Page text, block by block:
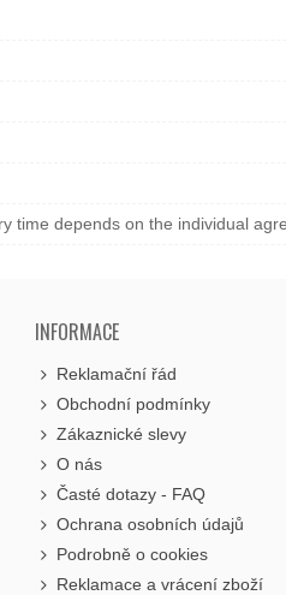
time depends on the individual
INFORMACE
Reklamační řád
Obchodní podmínky
Zákaznické slevy
O nás
Časté dotazy - FAQ
Ochrana osobních údajů
Podrobně o cookies
Reklamace a vrácení zboží